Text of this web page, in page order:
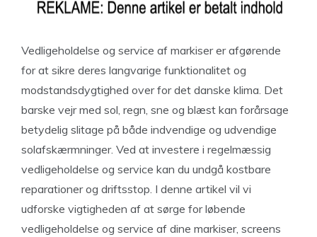
Vedligeholdelse og service af markiser er afgørende
for at sikre deres langvarige funktionalitet og
modstandsdygtighed over for det danske klima. Det
barske vejr med sol, regn, sne og blæst kan forårsage
betydelig slitage på både indvendige og udvendige
solafskærmninger. Ved at investere i regelmæssig
vedligeholdelse og service kan du undgå kostbare
reparationer og driftsstop. I denne artikel vil vi
udforske vigtigheden af at sørge for løbende
vedligeholdelse og service af dine markiser, screens